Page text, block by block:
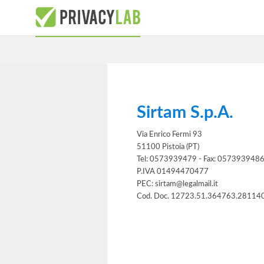
Sirtam S.p.A.
Via Enrico Fermi 93
51100 Pistoia (PT)
Tel: 0573939479 - Fax: 0573939486
P.IVA 01494470477
PEC: sirtam@legalmail.it
Cod. Doc.